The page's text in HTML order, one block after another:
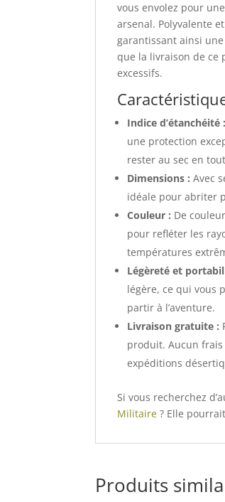
vous envolez pour
arsenal. Polyvalente
garantissant ainsi
que la livraison de ce
excessifs.
Indice d’étanchéité :
une protection
rester au sec en
Dimensions : Avec
idéale pour abriter
Couleur : De
pour refléter les
températures
Légèreté et
légère, ce qui vous
partir à l’aventure.
Livraison gratuite :
produit. Aucun
expéditions
Si vous recherchez
Militaire ? Elle
Produits